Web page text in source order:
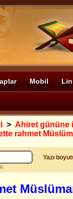
Mobil
> Ahiret gününe
rahmet
Yazı